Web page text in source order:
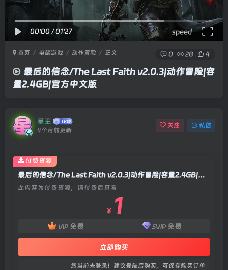
00:00 /01:27 speed
首页 电脑游戏 动作冒险 正文 0 28 4
最后的信念/The Last Faith v2.0.3|动作冒险|容
量2.4GB|官方中文版
星主
4个月前更新
关注 私信
最后的信念/The Last Faith v2.0.3|动作冒险|容量2.4GB|官方中文版
此内容为付费资源，请付费后查看
￥ 1
VIP 免费 SVIP 免费
立即购买
您当前未登录！建议登陆后购买，可保存购买订单
付费资源